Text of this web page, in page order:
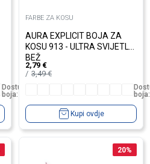
Dostupno
boja:
FARBE ZA KOSU
AURA EXPLICIT BOJA ZA
KOSU 913 - ULTRA SVIJETLO
BEŽ
2,79 €
3,49€
boja:
Kupi ovdje
20%